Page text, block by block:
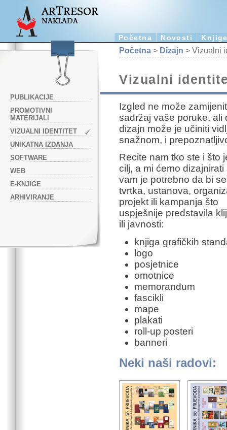
Početna Novosti
PUBLIKACIJE
PROMOTIVNI
MATERIJALI
VIZUALNI IDENTITET
UNIKATNA IZDANJA
SOFTWARE
WEB
E-KNJIGE
ARHIVIRANJE
Početna > Dizajn > Vizualni
Vizualni
Izgled ne može
sadržaj vaše poruke, ali
dizajn može je učiniti
snažnom, i
Recite nam tko ste i što
cilj, a mi ćemo dizajnirati
vam je potrebno da bi
tvrtka, ustanova,
projekt ili kampanja što
uspješnije predstavila
ili javnosti:
knjiga grafičkih
logo
posjetnice
omotnice
memorandum
fascikli
mape
plakati
roll-up posteri
banneri
Neki naši radovi: